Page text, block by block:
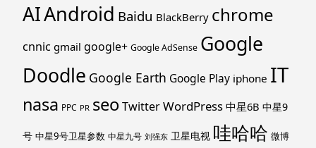
AIAndroid Baidu BlackBerry chrome
cnnic gmail google+ Google AdSense Google
Doodle Google Earth Google Play iphone IT
nasa PPC PR seoTwitterWordPress 中星6B 中星9
号 中星9号卫星参数 中星九号 刘强东 卫星电视 哇哈哈 微博